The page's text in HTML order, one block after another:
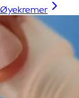
Øyekremer